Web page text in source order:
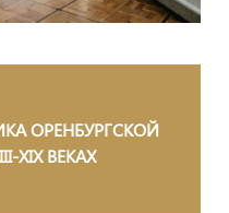
ОРЕНБУРГСКОЙ
XIX ВЕКАХ